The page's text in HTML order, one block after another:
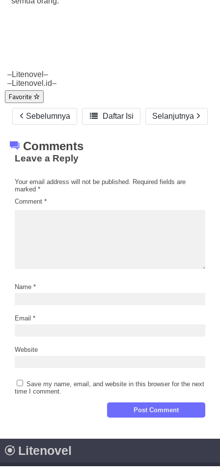
–Litenovel–
–Litenovel.id–
Favorite
Sebelumnya  Daftar Isi Selanjutnya
Comments
Leave a Reply
Your email address will not be published. Required fields are
marked *
Comment *
Name *
Email *
Website
Save my name, email, and website in this browser for the next
time I comment.
Litenovel